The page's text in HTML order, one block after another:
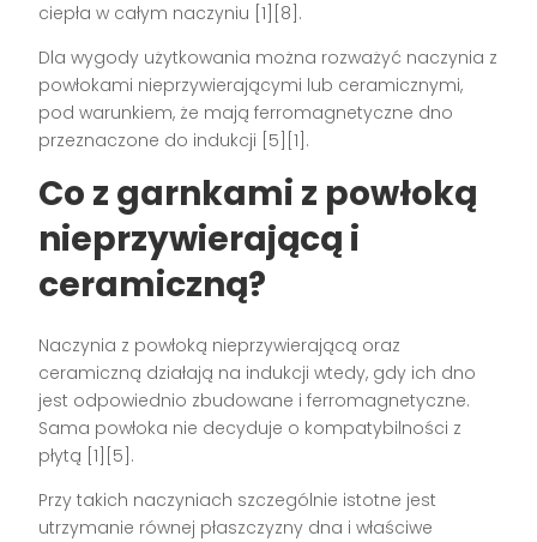
ciepła w całym naczyniu [1][8].
Dla wygody użytkowania można rozważyć naczynia z
powłokami nieprzywierającymi lub ceramicznymi,
pod warunkiem, że mają ferromagnetyczne dno
przeznaczone do indukcji [5][1].
Co z garnkami z powłoką
nieprzywierającą i
ceramiczną?
Naczynia z powłoką nieprzywierającą oraz
ceramiczną działają na indukcji wtedy, gdy ich dno
jest odpowiednio zbudowane i ferromagnetyczne.
Sama powłoka nie decyduje o kompatybilności z
płytą [1][5].
Przy takich naczyniach szczególnie istotne jest
utrzymanie równej płaszczyzny dna i właściwe